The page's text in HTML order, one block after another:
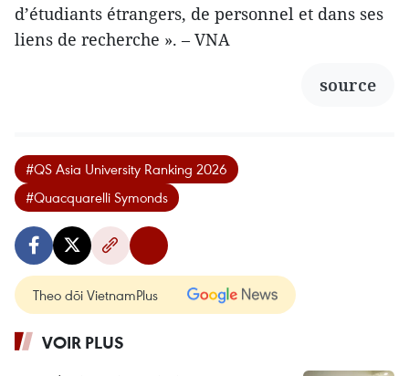
d’étudiants étrangers, de personnel et dans ses
liens de recherche ». – VNA
source
#QS Asia University Ranking 2026
#Quacquarelli Symonds
Theo dõi VietnamPlus
VOIR PLUS